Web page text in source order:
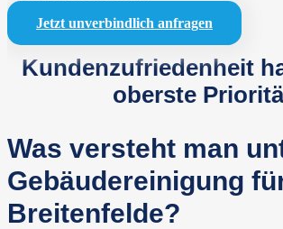
Jetzt unverbindlich anfragen
Kundenzufriedenheit
oberste
Was versteht man
Gebäudereinigung
Breitenfelde?